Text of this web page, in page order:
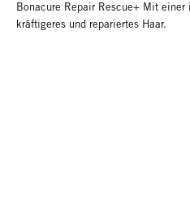
Bonacure Repair Rescue+ Mit
kräftigeres und repariertes Haar.